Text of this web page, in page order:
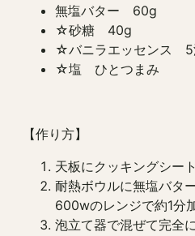
無塩バター 60g
☆砂糖 40g
☆バニラエッセンス 5
☆塩 ひとつまみ
【作り方】
天板にクッキングシー
耐熱ボウルに無塩バタ
600wのレンジで約1分
泡立て器で混ぜて完全